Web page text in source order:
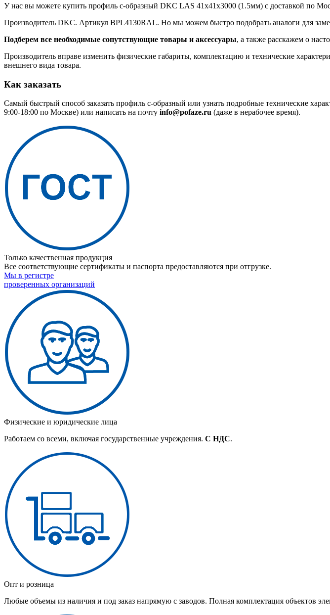
У нас вы можете купить профиль с-образный DKC LAS 41х41х3000 (1.5мм) с доставкой по
Производитель DKC. Артикул BPL4130RAL. Но мы можем быстро подобрать аналоги для
Подберем все необходимые сопутствующие товары и аксессуары, а также расскажем о
Производитель вправе изменить физические габариты, комплектацию и технические
внешнего вида товара.
Как заказать
Самый быстрый способ заказать профиль с-образный или узнать подробные технические
9:00-18:00 по Москве) или написать на почту info@pofaze.ru (даже в нерабочее время).
Только качественная продукция
Все соответствующие сертификаты и паспорта предоставляются при отгрузке.
Мы в регистре
проверенных организаций
Физические и юридические лица
Работаем со всеми, включая государственные учреждения. С НДС.
Опт и розница
Любые объемы из наличия и под заказ напрямую с заводов. Полная комплектация объектов